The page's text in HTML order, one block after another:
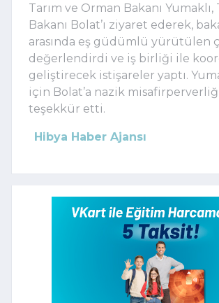
Tarım ve Orman Bakanı
Bakanı Bolat’ı ziyaret ederek,
arasında eş güdümlü yürütülen
değerlendirdi ve iş birliği ile
geliştirecek istişareler yaptı.
için Bolat’a nazik
teşekkür etti.
Hibya Haber Ajansı